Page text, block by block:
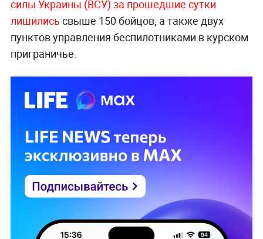
силы Украины (ВСУ) за прошедшие сутки
лишились свыше 150 бойцов, а также двух
пунктов управления беспилотниками в курском
приграничье.